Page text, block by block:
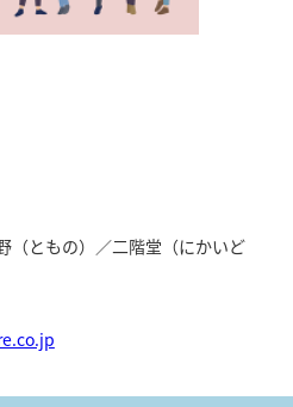
（ともの）／二階堂（にかいど